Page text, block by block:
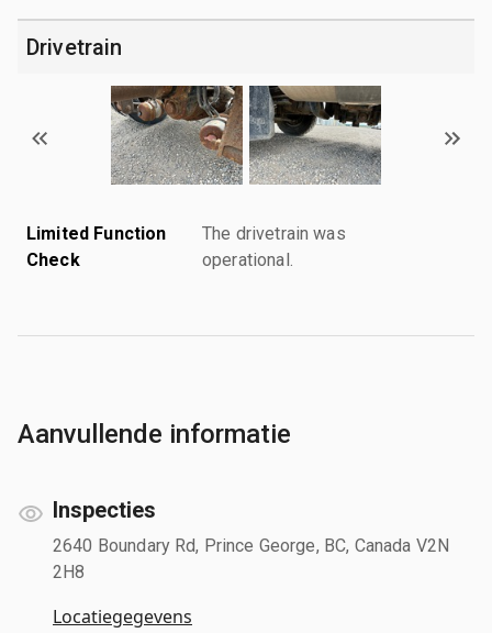
Drivetrain
Limited Function
Check
The drivetrain was
operational.
Aanvullende informatie
Inspecties
2640 Boundary Rd, Prince George, BC, Canada V2N
2H8
Locatiegegevens